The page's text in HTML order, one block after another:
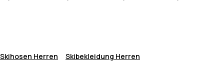
Skihosen Herren Skibekleidung Herren